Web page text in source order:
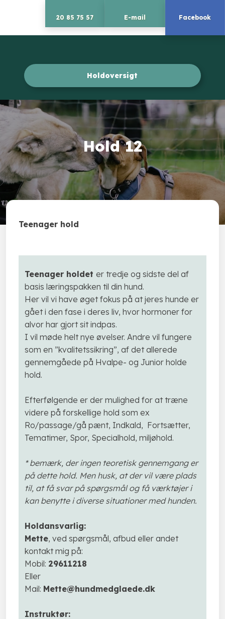
20 85 75 57 E-mail Facebook
Holdoversigt​
Hold 12
Teenager hold
Teenager holdeter tredje og sidste del af
basis læringspakken til din hund.
Her vil vi have øget fokus på at jeres hunde er
gået i den fase i deres liv, hvor hormoner for
alvor har gjort sit indpas.
I vil møde helt nye øvelser. Andre vil fungere
som en ”kvalitetssikring”, af det allerede
gennemgåede på Hvalpe- og Junior holde
hold.
Efterfølgende er der mulighed for at træne
videre på forskellige hold som ex
Ro/passage/gå pænt, Indkald, Fortsætter,
Tematimer, Spor, Specialhold, miljøhold.
* bemærk, der ingen teoretisk gennemgang er
på dette hold. Men husk, at der vil være plads
til, at få svar på spørgsmål og få værktøjer i
kan benytte i diverse situationer med hunden.
Holdansvarlig:
Mette, ved spørgsmål, afbud eller andet
kontakt mig på:
Mobil: 29611218
Eller
Mail: Mette@hundmedglaede.dk
Instruktør: